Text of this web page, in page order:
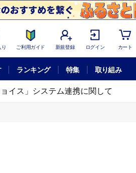
り ご利用ガイド 新規登録 ログイン カート
ランキング 特集 取り組み
ョイス」システム連携に関して